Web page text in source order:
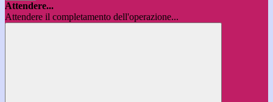
Attendere...
Attendere il completamento dell'operazione...